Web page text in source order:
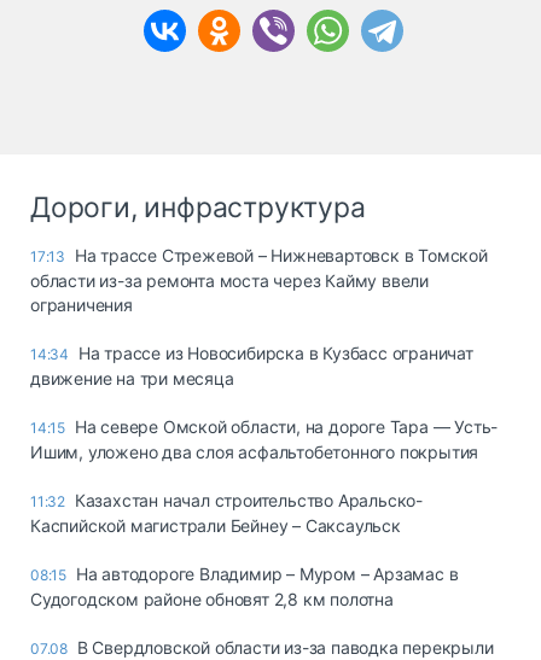
Дороги, инфраструктура
17:13
На трассе Стрежевой – Нижневартовск в Томской
области из-за ремонта моста через Кайму ввели
ограничения
14:34
На трассе из Новосибирска в Кузбасс ограничат
движение на три месяца
14:15 На севере Омской области, на дороге Тара — Усть-
Ишим, уложено два слоя асфальтобетонного покрытия
11:32 Казахстан начал строительство Аральско-
Каспийской магистрали Бейнеу – Саксаульск
08:15 На автодороге Владимир – Муром – Арзамас в
Судогодском районе обновят 2,8 км полотна
07.08 В Свердловской области из-за паводка перекрыли